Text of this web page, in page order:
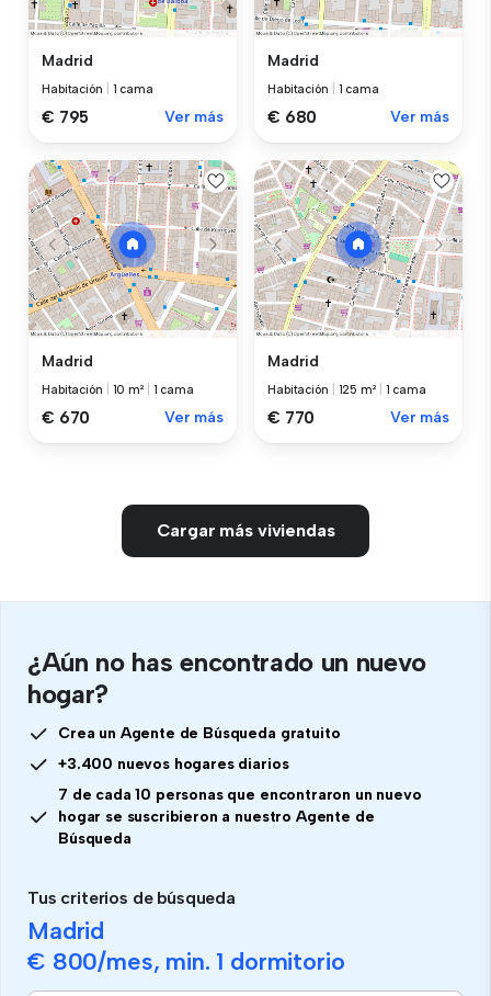
Madrid
Habitación 1 cama
€ 795 Ver más
Madrid
Habitación 1 cama
€ 680 Ver más
Madrid
Habitación 10 m² 1 cama
€ 670 Ver más
Madrid
Habitación 125 m² 1 cama
€ 770 Ver más
Cargar más viviendas
¿Aún no has encontrado un nuevo
hogar?
Crea un Agente de Búsqueda gratuito
+3.400 nuevos hogares diarios
7 de cada 10 personas que encontraron un nuevo
hogar se suscribieron a nuestro Agente de
Búsqueda
Tus criterios de búsqueda
Madrid
€ 800/mes, min. 1 dormitorio